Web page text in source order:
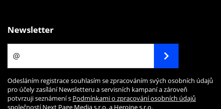
Newsletter
Odesláním registrace souhlasím se zpracováním svých osobních údajů
pro účely zasílání Newsletteru a servisních kampaní a zároveň
potvrzuji seznámení s Podmínkami o zpracování osobních údajů
společností Next Page Media s.r.o. a Heroine s.r.o.